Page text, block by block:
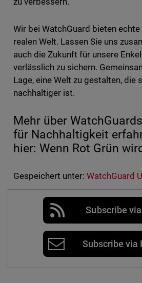
Wir bei WatchGuard bieten
realen Welt. Lassen Sie uns
auch die Zukunft für unsere
verlässlich zu sichern.
Lage, eine Welt zu gestalten, die
nachhaltiger ist.
Mehr über
für Nachhaltigkeit
hier: Wenn Rot Grün
Gespeichert unter: WatchGuard
Subscribe via
Subscribe via